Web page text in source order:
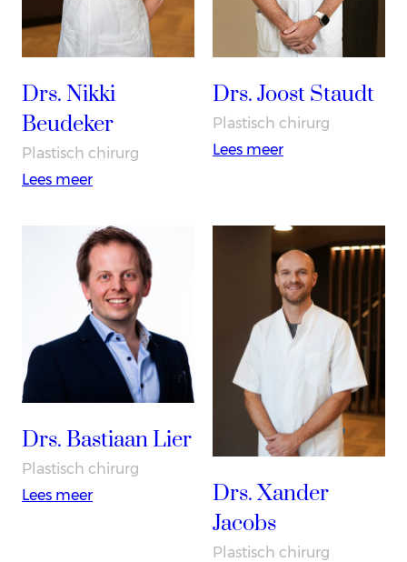
Drs. Nikki
Beudeker
Plastisch chirurg
Lees meer:
Nikki
Beudeker
Drs. Joost Staudt
Plastisch chirurg
Lees meer:
Staudt
Drs. Bastiaan Lier
Plastisch chirurg
Lees meer:
Drs. Xander
Jacobs
Plastisch chirurg